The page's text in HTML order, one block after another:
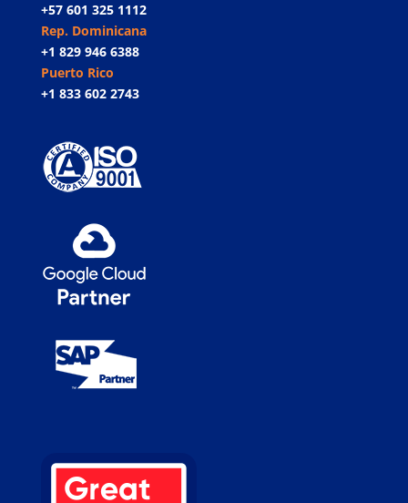
+57 601 325 1112
Rep. Dominicana
+1 829 946 6388
Puerto Rico
+1 833 602 2743